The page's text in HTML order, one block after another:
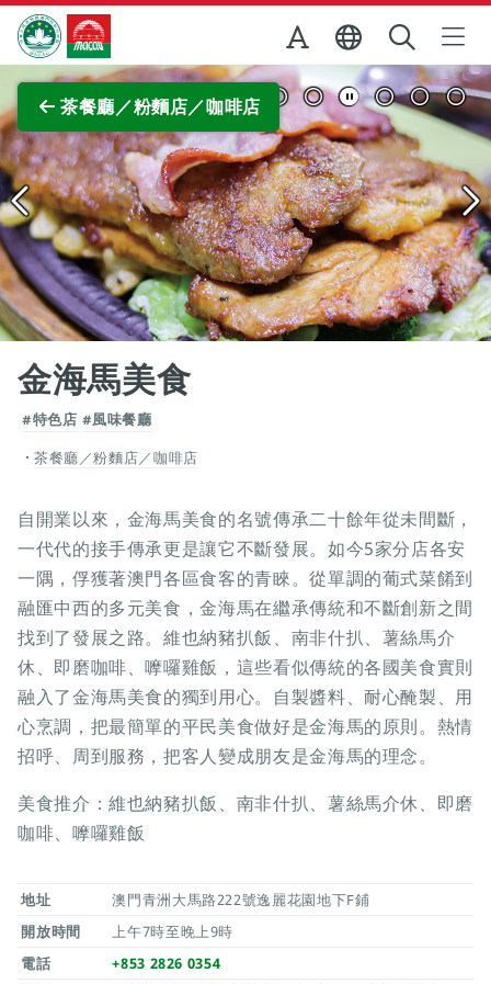
跳至主内容
澳門特別行政區政府旅遊局
茶餐廳／粉麵店／咖啡店
查看原圖
金海馬美食
#特色店 #風味餐廳
茶餐廳／粉麵店／咖啡店
自開業以來，金海馬美食的名號傳承二十餘年從未間斷，
一代代的接手傳承更是讓它不斷發展。如今5家分店各安
一隅，俘獲著澳門各區食客的青睞。從單調的葡式菜餚到
融匯中西的多元美食，金海馬在繼承傳統和不斷創新之間
找到了發展之路。維也納豬扒飯、南非什扒、薯絲馬介
休、即磨咖啡、嚤囉雞飯，這些看似傳統的各國美食實則
融入了金海馬美食的獨到用心。自製醬料、耐心醃製、用
心烹調，把最簡單的平民美食做好是金海馬的原則。熱情
招呼、周到服務，把客人變成朋友是金海馬的理念。
美食推介：維也納豬扒飯、南非什扒、薯絲馬介休、即磨
咖啡、嚤囉雞飯
地址
澳門青洲大馬路222號逸麗花園地下F鋪
開放時間
上午7時至晚上9時
電話
+853 2826 0354